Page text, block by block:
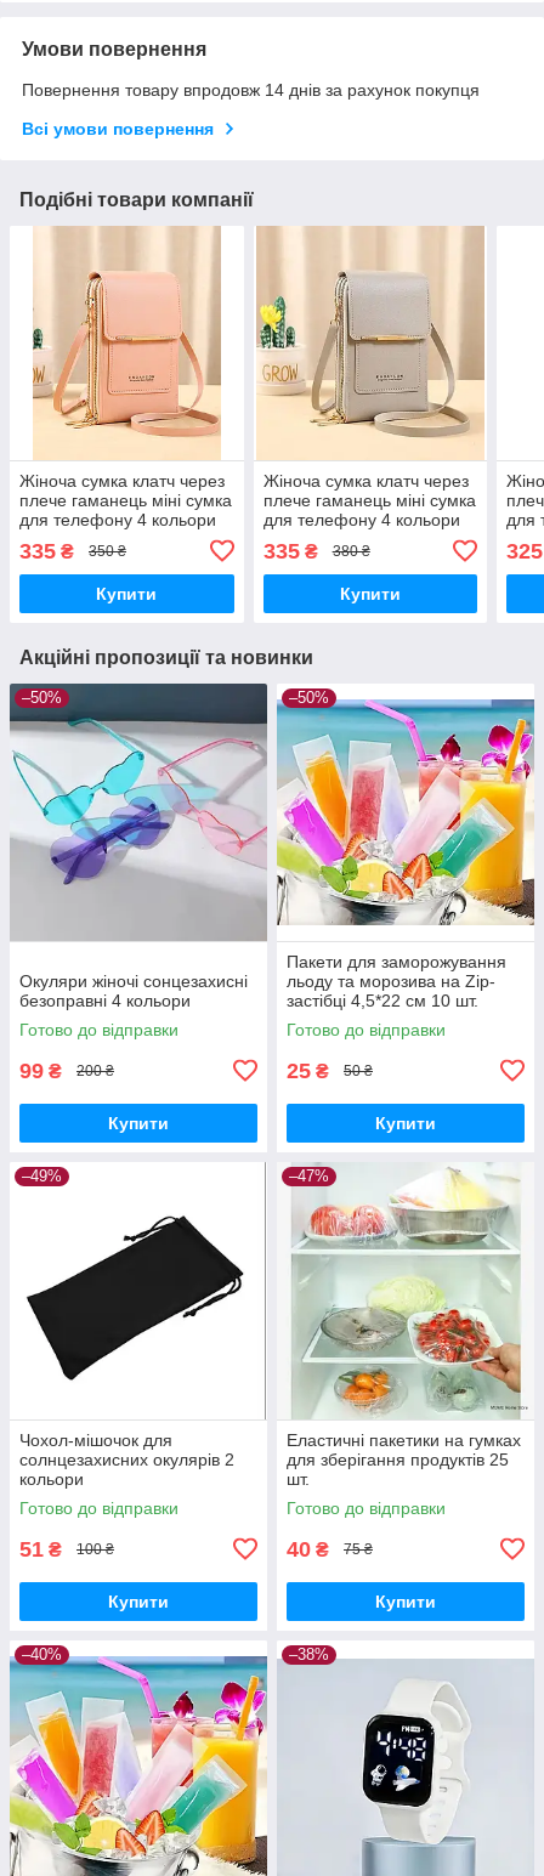
Умови повернення
Повернення товару впродовж 14 днів за рахунок покупця
Всі умови повернення
Подібні товари компанії
Жіноча сумка клатч через
плече гаманець міні сумка
для телефону 4 кольори
335 ₴ 350 ₴
Купити
Жіноча сумка клатч через
плече гаманець міні сумка
для телефону 4 кольори
335₴ 380 ₴
Купити
для
325
Акційні пропозиції та новинки
–50%
Окуляри жіночі сонцезахисні
безоправні 4 кольори
Готово до відправки
99 ₴ 200 ₴
Купити
–50%
Пакети для заморожування
льоду та морозива на Zip-
застібці 4,5*22 см 10 шт.
Готово до відправки
25 ₴ 50 ₴
Купити
–49%
Чохол-мішочок для
солнцезахисних окулярів 2
кольори
Готово до відправки
51 ₴ 100 ₴
Купити
–47%
Еластичні пакетики на гумках
для зберігання продуктів 25
шт.
Готово до відправки
40 ₴ 75 ₴
Купити
–40% –38%